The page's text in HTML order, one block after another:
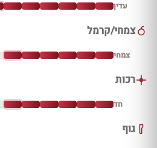
עדין
צמחי/קרמל
צמחי
רכות
חד
גוף